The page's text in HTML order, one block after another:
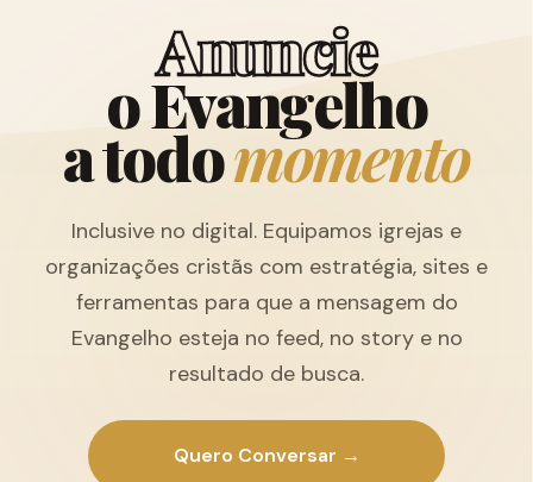
Anuncie
oEvangelho
atodomomento
Inclusive no digital. Equipamos igrejas e
organizações cristãs com estratégia, sites e
ferramentas para que a mensagem do
Evangelho esteja no feed, no story e no
resultado de busca.
Quero Conversar →